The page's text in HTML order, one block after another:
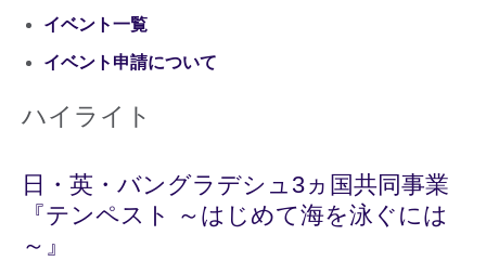
イベント一覧
イベント申請について
ハイライト
日・英・バングラデシュ3ヵ国共同事業
『テンペスト ～はじめて海を泳ぐには
～』